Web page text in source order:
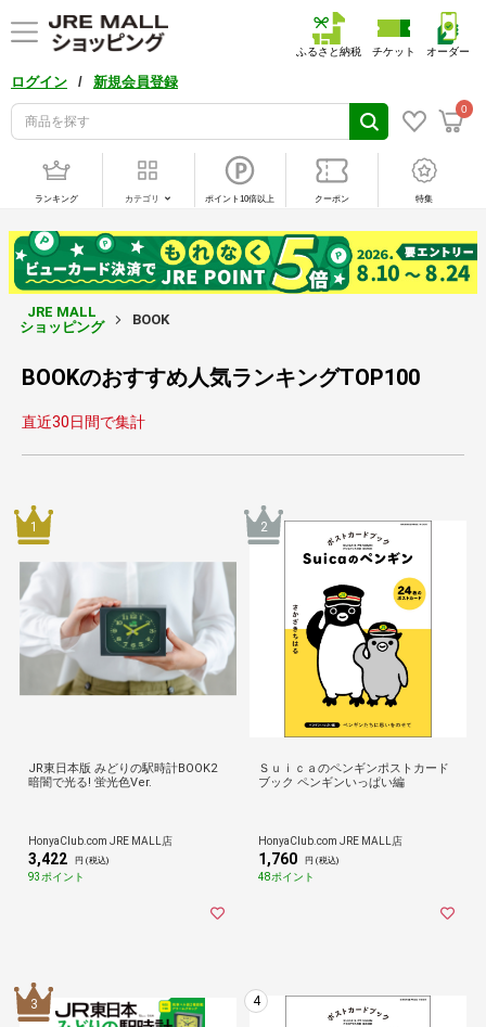
ログイン / 新規会員登録
0
ふるさと納税 チケット オーダー
ランキング カテゴリ ポイント10倍以上 クーポン 特集
JRE MALL
ショッピング
BOOK
BOOKのおすすめ人気ランキングTOP100
直近30日間で集計
1
JR東日本版 みどりの駅時計BOOK2
暗闇で光る! 蛍光色Ver.
HonyaClub.com JRE MALL店
3,422 円 (税込)
93ポイント
2
Ｓｕｉｃａのペンギンポストカード
ブック ペンギンいっぱい編
HonyaClub.com JRE MALL店
1,760 円 (税込)
48ポイント
3 4